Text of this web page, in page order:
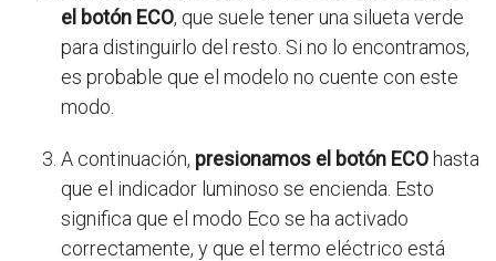
el botón ECO, que suele tener una silueta verde
para distinguirlo del resto. Si no lo encontramos,
es probable que el modelo no cuente con este
modo.
A continuación, presionamos el botón ECOhasta
que el indicador luminoso se encienda. Esto
significa que el modo Eco se ha activado
correctamente, y que el termo eléctrico está